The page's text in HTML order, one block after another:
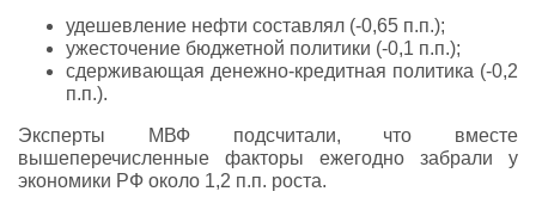
удешевление нефти составлял (-0,65 п.п.);
ужесточение бюджетной политики (-0,1 п.п.);
сдерживающая денежно-кредитная политика (-0,2
п.п.).
Эксперты МВФ подсчитали, что вместе
вышеперечисленные факторы ежегодно забрали у
экономики РФ около 1,2 п.п. роста.